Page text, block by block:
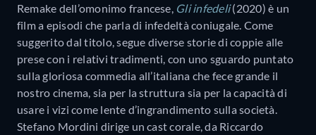
Remake dell’omonimo francese, Gli infedeli (2020) è un
film a episodi che parla di infedeltà coniugale. Come
suggerito dal titolo, segue diverse storie di coppie alle
prese con i relativi tradimenti, con uno sguardo puntato
sulla gloriosa commedia all’italiana che fece grande il
nostro cinema, sia per la struttura sia per la capacità di
usare i vizi come lente d’ingrandimento sulla società.
Stefano Mordini dirige un cast corale, da Riccardo